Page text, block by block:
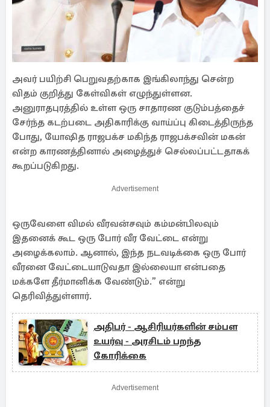
அவர் பயிற்சி பெறுவதற்காக இங்கிலாந்து சென்ற
விதம் குறித்து கேள்விகள் எழுந்துள்ளன.
அனுராதபுரத்தில் உள்ள ஒரு சாதாரண குடும்பத்தைச்
சேர்ந்த கடற்படை அதிகாரிக்கு வாய்ப்பு கிடைத்திருந்த
போது, ​​யோஷித ராஜபக்ச மகிந்த ராஜபக்சவின் மகன்
என்ற காரணத்தினால் அழைத்துச் செல்லப்பட்டதாகக்
கூறப்படுகிறது.
Advertisement
ஒருவேளை விமல் வீரவன்சவும் கம்மன்பிலவும்
இதனைக் கூட ஒரு போர் வீர வேட்டை என்று
அழைக்கலாம். ஆனால், இந்த நடவடிக்கை ஒரு போர்
வீரனை வேட்டையாடுவதா இல்லையா என்பதை
மக்களே தீர்மானிக்க வேண்டும்.” என்று
தெரிவித்துள்ளார்.
அதிபர் - ஆசிரியர்களின் சம்பள
உயர்வு - அரசிடம் பறந்த
கோரிக்கை
Advertisement